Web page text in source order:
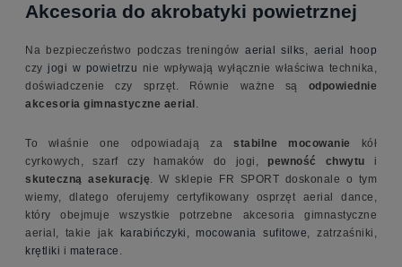
Akcesoria do akrobatyki powietrznej
Na bezpieczeństwo podczas treningówaerial silks, aerial hoop
czy jogi w powietrzu nie wpływają wyłącznie właściwa technika,
doświadczenie czy sprzęt. Równie ważne są odpowiednie
akcesoria gimnastyczne aerial .
To właśnie one odpowiadają zastabilne mocowanie
kół
cyrkowych, szarf czy hamaków do jogi, pewność chwytu i
skuteczną asekurację. W sklepie FR SPORT doskonale o tym
wiemy, dlatego oferujemy certyfikowany osprzęt aerial dance,
który obejmuje wszystkie potrzebne akcesoria gimnastyczne
aerial, takie jak
karabińczyki, mocowania sufitowe, zatrzaśniki,
krętliki i materace .